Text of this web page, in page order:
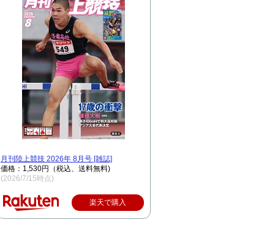
月刊陸上競技 2026年 8月号 [雑誌]
価格：1,530円（税込、送料無料)
(2026/7/15時点)
楽天で購入